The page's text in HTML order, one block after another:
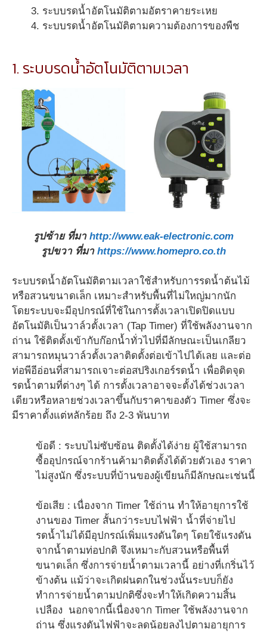
ระบบรดน้ำอัตโนมัติตามอัตราคายระเหย
ระบบรดน้ำอัตโนมัติตามความต้องการของพืช
1. ระบบรดน้ำอัตโนมัติตามเวลา
รูปซ้าย ที่มา http://www.eak-electronic.com
รูปขวา ที่มา https://www.homepro.co.th
ระบบรดน้ำอัตโนมัติตามเวลาใช้สำหรับการรดน้ำต้นไม้
หรือสวนขนาดเล็ก เหมาะสำหรับพื้นที่ไม่ใหญ่มากนัก
โดยระบบจะมีอุปกรณ์ที่ใช้ในการตั้งเวลาเปิดปิดแบบ
อัตโนมัติเป็นวาล์วตั้งเวลา (Tap Timer) ที่ใช้พลังงานจาก
ถ่าน ใช้ติดตั้งเข้ากับก๊อกน้ำทั่วไปที่มีลักษณะเป็นเกลียว
สามารถหมุนวาล์วตั้งเวลาติดตั้งต่อเข้าไปได้เลย และต่อ
ท่อพีอีอ่อนที่สามารถเจาะต่อสปริงเกอร์รดน้ำ เพื่อติดจุด
รดน้ำตามที่ต่างๆ ได้ การตั้งเวลาอาจจะตั้งได้ช่วงเวลา
เดียวหรือหลายช่วงเวลาขึ้นกับราคาของตัว Timer ซึ่งจะ
มีราคาตั้งแต่หลักร้อย ถึง 2-3 พันบาท
ข้อดี : ระบบไม่ซับซ้อน ติดตั้งได้ง่าย ผู้ใช้สามารถ
ซื้ออุปกรณ์จากร้านค้ามาติดตั้งได้ด้วยตัวเอง ราคา
ไม่สูงนัก ซึ่งระบบที่บ้านของผู้เขียนก็มีลักษณะเช่นนี้
ข้อเสีย : เนื่องจาก Timer ใช้ถ่าน ทำให้อายุการใช้
งานของ Timer สั้นกว่าระบบไฟฟ้า น้ำที่จ่ายไป
รดน้ำไม่ได้มีอุปกรณ์เพิ่มแรงดันใดๆ โดยใช้แรงดัน
จากน้ำตามท่อปกติ จึงเหมาะกับสวนหรือพื้นที่
ขนาดเล็ก ซึ่งการจ่ายน้ำตามเวลานี้ อย่างที่เกริ่นไว้
ข้างต้น แม้ว่าจะเกิดฝนตกในช่วงนั้นระบบก็ยัง
ทำการจ่ายน้ำตามปกติซึ่งจะทำให้เกิดความสิ้น
เปลือง นอกจากนี้เนื่องจาก Timer ใช้พลังงานจาก
ถ่าน ซึ่งแรงดันไฟฟ้าจะลดน้อยลงไปตามอายุการ